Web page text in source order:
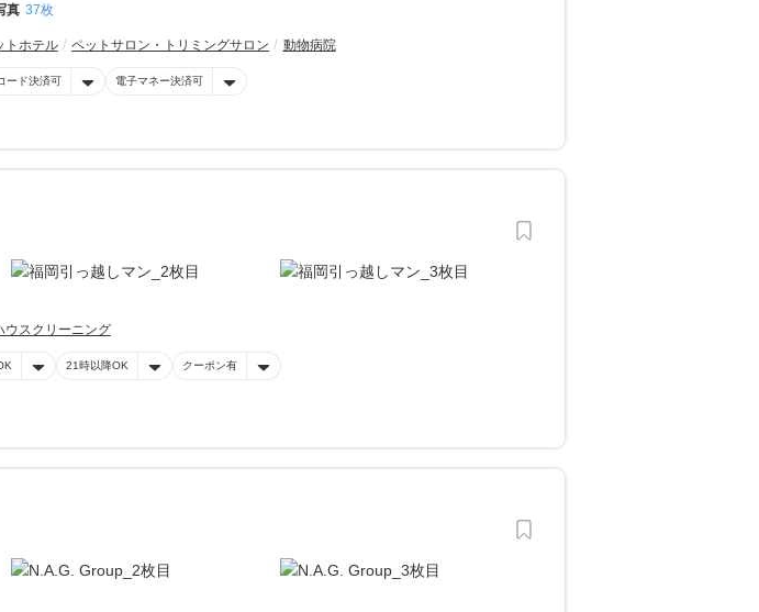
真 37枚
トホテル ペットサロン・トリミングサロン 動物病院
ード決済可 電子マネー決済可
ウスクリーニング
21時以降OK クーポン有